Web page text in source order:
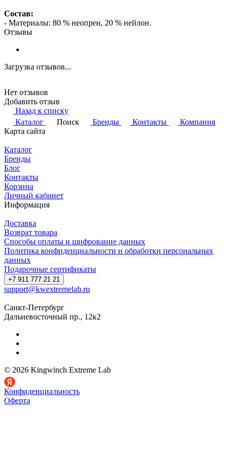
Состав:
- Материалы: 80 % неопрен, 20 % нейлон.
Отзывы
Загрузка отзывов...
Нет отзывов
Добавить отзыв
Назад к списку
Каталог
Поиск Бренды Контакты
Компания
Карта сайта
Каталог
Бренды
Блог
Контакты
Корзина
Личный кабинет
Информация
Доставка
Возврат товара
Способы оплаты и шифрование данных
Политика конфиденциальности и обработки персональных
данных
Подарочные сертификаты
+7 911 777 21 21
support@kwextremelab.ru
Санкт-Петербург
Дальневосточный пр., 12к2
© 2026 Kingwinch Extreme Lab
Конфиденциальность
Оферта